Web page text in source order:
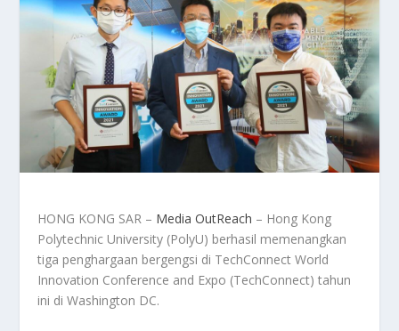
HONG KONG SAR – Media OutReach – Hong Kong
Polytechnic University (PolyU) berhasil memenangkan
tiga penghargaan bergengsi di TechConnect World
Innovation Conference and Expo (TechConnect) tahun
ini di Washington DC.